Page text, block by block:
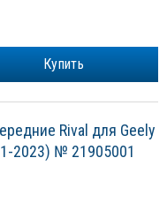
Купить
Rival для Geely
2023) № 21905001